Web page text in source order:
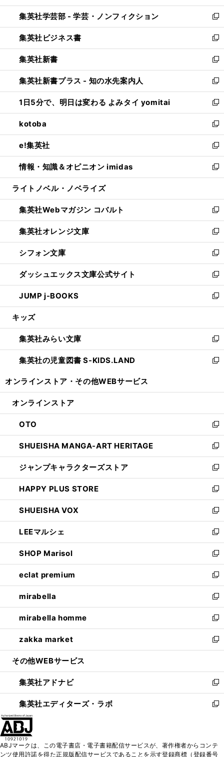
開
く
ウ
で
開
く
ン
ド
ウ
で
開
く
ウ
ィ
ン
ド
ウ
で
開
く
集英社学芸部 - 学芸・ノンフィクション
新
し
い
ウ
ィ
ン
ド
ウ
で
開
く
集英社ビジネス書
新
し
い
ウ
ィ
ン
ド
ウ
で
開
く
集英社新書
新
し
い
ウ
ィ
ン
ド
ウ
で
開
く
集英社新書プラス - 知の水先案内人
新
し
い
ウ
ィ
ン
ド
ウ
で
開
1日5分で、明日は変わる よみタイ yomitai
新
し
い
ウ
ィ
ン
ド
ウ
開
く
kotoba
新
し
い
ウ
ィ
ン
ウ
で
開
く
e!集英社
新
し
い
ウ
ン
ド
ウ
で
開
く
情報・知識＆オピニオン imidas
新
し
ウ
ィ
ン
ド
ウ
で
開
く
ライトノベル・ノベライズ
集英社Webマガジン コバルト
新
し
い
ウ
ィ
ン
ド
ウ
で
開
集英社オレンジ文庫
新
し
い
ウ
ィ
ン
ド
ウ
開
く
シフォン文庫
新
し
い
ウ
ィ
ン
ウ
で
開
く
ダッシュエックス文庫公式サイト
新
し
い
ウ
ン
ド
ウ
で
JUMP j-BOOKS
新
し
ウ
ィ
ン
ド
開
キッズ
集英社みらい文庫
新
し
い
ン
ウ
で
開
く
集英社の児童図書 S-KIDS.LAND
新
ウ
ン
ド
ウ
で
開
く
オンラインストア・ その他WEBサービス
オンラインストア
OTO
新
し
い
ウ
ィ
ン
ド
ウ
で
開
く
SHUEISHA MANGA-ART HERITAGE
新
し
い
ウ
ィ
ン
ド
ウ
で
開
く
ジャンプキャラクターズストア
新
し
い
ウ
ィ
ン
ド
ウ
で
開
く
HAPPY PLUS STORE
新
し
い
ウ
ィ
ン
ド
ウ
で
開
く
SHUEISHA VOX
新
し
い
ウ
ィ
ン
ド
ウ
で
開
く
LEEマルシェ
新
し
い
ウ
ィ
ン
ド
ウ
で
開
く
SHOP Marisol
新
し
い
ウ
ィ
ン
ド
ウ
で
開
eclat premium
新
し
い
ウ
ィ
ン
ド
ウ
開
く
mirabella
新
し
い
ウ
ィ
ン
ウ
で
開
く
mirabella homme
新
し
い
ウ
ン
ド
ウ
で
zakka market
新
し
ウ
ィ
ン
ド
く
その他WEBサービス
集英社アドナビ
新
し
い
ド
集英社エディターズ・ラボ
新
ィ
ABJマークは、この電子書店・電子書籍配信サービスが、著作権者からコンテ
ンツ使用許諾を得た正規版配信サービスであることを示す登録商標（登録番号